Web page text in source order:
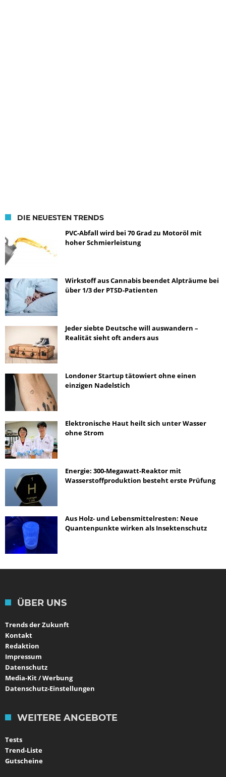
DIE NEUESTEN TRENDS
PVC-Abfall wird bei 70 Grad zu Motoröl mit
hoher Schmierleistung
Wirkstoff aus Cannabis beendet Alpträume bei
über 1/3 der PTSD-Patienten
Jeder siebte Deutsche will auswandern –
Realität sieht oft anders aus
Londoner Startup tätowiert ohne einen
einzigen Nadelstich
Elektronische Haut heilt sich unter Wasser
ohne Strom
Energie: 300-Megawatt-Reaktor mit
Wasserstoffproduktion besteht erste Prüfung
Aus Holz- und Lebensmittelresten: Neue
Quantenpunkte wirken als Insektenschutz
ÜBER UNS
Trends der Zukunft
Kontakt
Redaktion
Impressum
Datenschutz
Media-Kit / Werbung
Datenschutz-Einstellungen
WEITERE ANGEBOTE
Tests
Trend-Liste
Gutscheine